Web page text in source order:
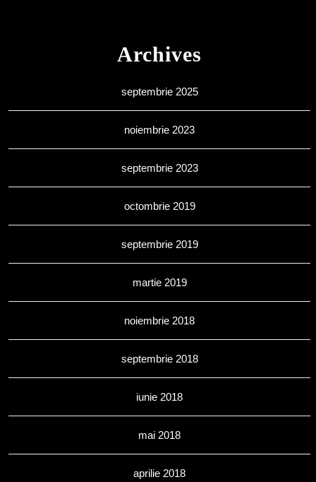
Archives
septembrie 2025
noiembrie 2023
septembrie 2023
octombrie 2019
septembrie 2019
martie 2019
noiembrie 2018
septembrie 2018
iunie 2018
mai 2018
aprilie 2018